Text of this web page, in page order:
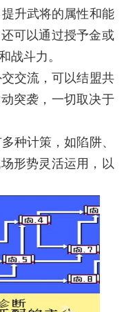
升武将的属性和能
可以通过授予金或
战斗力。
交流，可以结盟共
突袭，一切取决于
种计策，如陷阱、
形势灵活运用，以